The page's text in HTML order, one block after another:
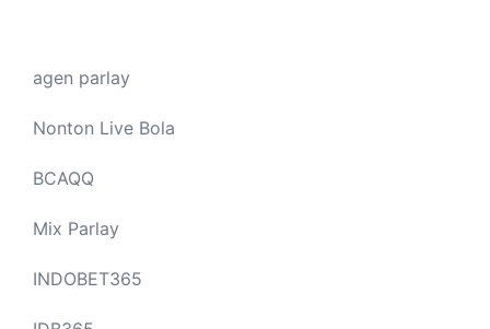
agen parlay
Nonton Live Bola
BCAQQ
Mix Parlay
INDOBET365